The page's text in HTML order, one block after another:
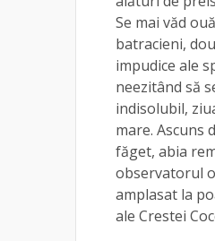
Se mai văd
batracieni,
impudice ale
neezitând să
indisolubil,
mare. Ascuns
făget, abia
observatorul
amplasat la
ale Crestei